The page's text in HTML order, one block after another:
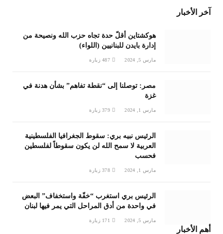
آخر الأخبار
هوكشتاين أقلّ حدة تجاه حزب الله ونصيحة من
إدارة بايدن للبنانيين (اللواء)
مارس 5, 2024 487 زيارة
مصر: توصلنا إلى “نقطة تفاهم” بشأن هدنة في
غزة
مارس 1, 2024 379 زيارة
الرئيس نبيه بري: سقوط الجغرافيا الفلسطينية
العربية لا سمح الله لن يكون سقوطاً لفلسطين
فحسب
مارس 1, 2024 378 زيارة
الرئيس بري استغرب “خفّة واستخفاف” البعض
في واحدة من أدق المراحل التي يمر فيها لبنان
مارس 5, 2024 171 زيارة
أهم الأخبار